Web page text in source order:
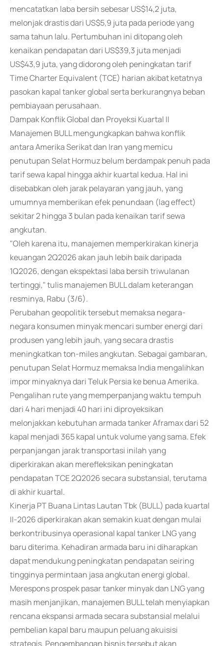
mencatatkan laba bersih sebesar US$14,2 juta,
melonjak drastis dari US$5,9 juta pada periode yang
sama tahun lalu. Pertumbuhan ini ditopang oleh
kenaikan pendapatan dari US$39,3 juta menjadi
US$43,9 juta, yang didorong oleh peningkatan tarif
Time Charter Equivalent (TCE) harian akibat ketatnya
pasokan kapal tanker global serta berkurangnya beban
pembiayaan perusahaan.
Dampak Konflik Global dan Proyeksi Kuartal II
Manajemen BULL mengungkapkan bahwa konflik
antara Amerika Serikat dan Iran yang memicu
penutupan Selat Hormuz belum berdampak penuh pada
tarif sewa kapal hingga akhir kuartal kedua. Hal ini
disebabkan oleh jarak pelayaran yang jauh, yang
umumnya memberikan efek penundaan (lag effect)
sekitar 2 hingga 3 bulan pada kenaikan tarif sewa
angkutan.
"Oleh karena itu, manajemen memperkirakan kinerja
keuangan 2Q2026 akan jauh lebih baik daripada
1Q2026, dengan ekspektasi laba bersih triwulanan
tertinggi," tulis manajemen BULL dalam keterangan
resminya, Rabu (3/6).
Perubahan geopolitik tersebut memaksa negara-
negara konsumen minyak mencari sumber energi dari
produsen yang lebih jauh, yang secara drastis
meningkatkan ton-miles angkutan. Sebagai gambaran,
penutupan Selat Hormuz memaksa India mengalihkan
impor minyaknya dari Teluk Persia ke benua Amerika.
Pengalihan rute yang memperpanjang waktu tempuh
dari 4 hari menjadi 40 hari ini diproyeksikan
melonjakkan kebutuhan armada tanker Aframax dari 52
kapal menjadi 365 kapal untuk volume yang sama. Efek
perpanjangan jarak transportasi inilah yang
diperkirakan akan merefleksikan peningkatan
pendapatan TCE 2Q2026 secara substansial, terutama
di akhir kuartal.
Kinerja PT Buana Lintas Lautan Tbk (BULL) pada kuartal
II-2026 diperkirakan akan semakin kuat dengan mulai
berkontribusinya operasional kapal tanker LNG yang
baru diterima. Kehadiran armada baru ini diharapkan
dapat mendukung peningkatan pendapatan seiring
tingginya permintaan jasa angkutan energi global.
Merespons prospek pasar tanker minyak dan LNG yang
masih menjanjikan, manajemen BULL telah menyiapkan
rencana ekspansi armada secara substansial melalui
pembelian kapal baru maupun peluang akuisisi
strategis. Pengembangan bisnis tersebut akan